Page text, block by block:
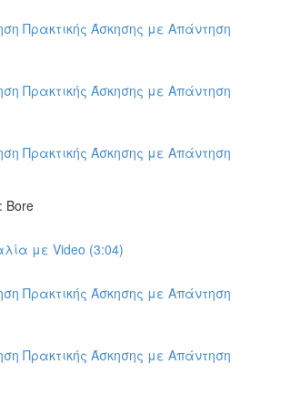
Πρακτικής Άσκησης με Απάντηση
Πρακτικής Άσκησης με Απάντηση
Πρακτικής Άσκησης με Απάντηση
Bore
με Video (3:04)
Πρακτικής Άσκησης με Απάντηση
Πρακτικής Άσκησης με Απάντηση